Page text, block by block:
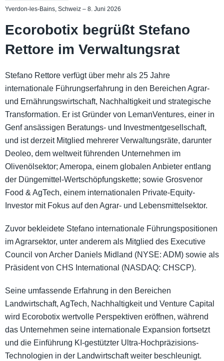
Yverdon-les-Bains, Schweiz – 8. Juni 2026
Ecorobotix begrüßt Stefano
Rettore im Verwaltungsrat
Stefano Rettore verfügt über mehr als 25 Jahre
internationale Führungserfahrung in den Bereichen Agrar-
und Ernährungswirtschaft, Nachhaltigkeit und strategische
Transformation. Er ist Gründer von LemanVentures, einer in
Genf ansässigen Beratungs- und Investmentgesellschaft,
und ist derzeit Mitglied mehrerer Verwaltungsräte, darunter
Deoleo, dem weltweit führenden Unternehmen im
Olivenölsektor; Ameropa, einem globalen Anbieter entlang
der Düngemittel-Wertschöpfungskette; sowie Grosvenor
Food & AgTech, einem internationalen Private-Equity-
Investor mit Fokus auf den Agrar- und Lebensmittelsektor.
Zuvor bekleidete Stefano internationale Führungspositionen
im Agrarsektor, unter anderem als Mitglied des Executive
Council von Archer Daniels Midland (NYSE: ADM) sowie als
Präsident von CHS International (NASDAQ: CHSCP).
Seine umfassende Erfahrung in den Bereichen
Landwirtschaft, AgTech, Nachhaltigkeit und Venture Capital
wird Ecorobotix wertvolle Perspektiven eröffnen, während
das Unternehmen seine internationale Expansion fortsetzt
und die Einführung KI-gestützter Ultra-Hochpräzisions-
Technologien in der Landwirtschaft weiter beschleunigt.